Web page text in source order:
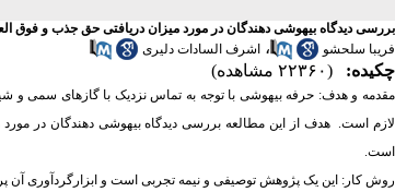
بررسی دیدگاه بیهوشی دهندگان در مورد میزان دریافتی حق جذب و فوق
فریبا سلحشو
، اشرف السادات دلیری
چکیده: (۲۲۳۶۰ مشاهده)
مقدمه و هدف: حرفه بیهوشی با توجه به تماس نزدیک با گازهای سمی و
لازم است.
است.
روش کار: این یک پژوهش توصیفی و نیمه تجربی است و ابزارگردآوری آن پرسشنامه است که توسط 99 هوشبر در